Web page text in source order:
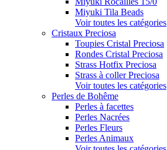
Miyuki Tila Beads
Voir toutes les catégories
Cristaux Preciosa
Toupies Cristal Preciosa
Rondes Cristal Preciosa
Strass Hotfix Preciosa
Strass à coller Preciosa
Voir toutes les catégories
Perles de Bohême
Perles à facettes
Perles Nacrées
Perles Fleurs
Perles Animaux